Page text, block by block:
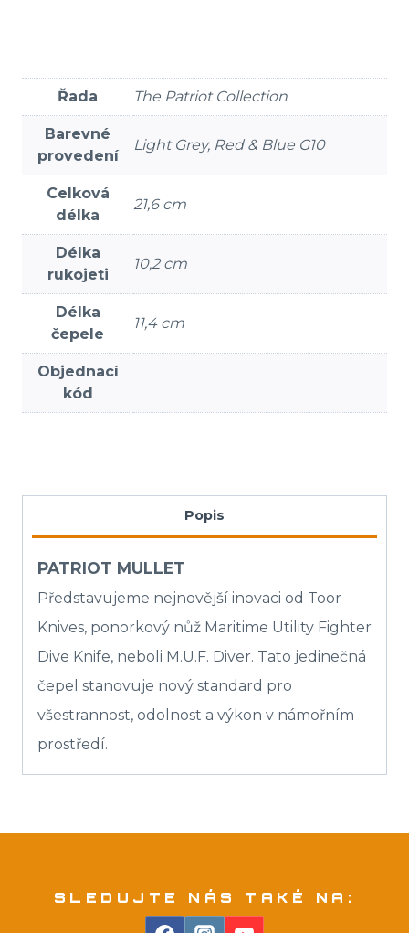
Řada The Patriot Collection
Barevné
provedení
Light Grey, Red & Blue G10
Celková
délka
21,6 cm
Délka
rukojeti
10,2 cm
Délka
čepele
11,4 cm
Objednací
kód
Popis
PATRIOT MULLET
Představujeme nejnovější inovaci od Toor
Knives, ponorkový nůž Maritime Utility Fighter
Dive Knife, neboli M.U.F. Diver. Tato jedinečná
čepel stanovuje nový standard pro
všestrannost, odolnost a výkon v námořním
prostředí.
SLEDUJTE NÁS TAKÉ NA: